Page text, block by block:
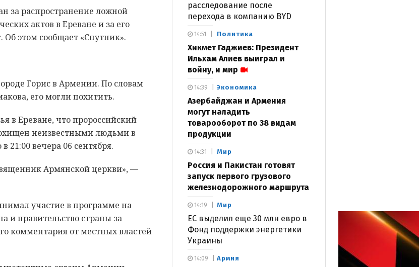
за распространение ложной
актов в Ереване и за его
этом сообщает «Спутник».
Горис в Армении. По словам
его могли похитить.
в Ереване, что пророссийский
неизвестными людьми в
21:00 вечера 06 сентября.
Армянской церкви», —
участие в программе на
и правительство страны за
комментария от местных властей
расследование после
перехода в компанию BYD
Политика
Хикмет Гаджиев: Президент
Ильхам Алиев выиграл и
войну, и мир
14:51
Экономика
Азербайджан и Армения
могут наладить
товарооборот по 38 видам
продукции
14:39
Мир
Россия и Пакистан готовят
запуск первого грузового
железнодорожного маршрута
14:31
Мир
ЕС выделил еще 30 млн евро в
Фонд поддержки энергетики
Украины
14:19
Армия
14:09